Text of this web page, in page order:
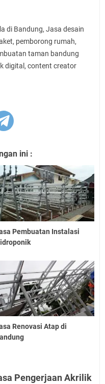
di Bandung, Jasa desain
pemborong rumah,
taman bandung
digital, content creator
ini :
Pembuatan Instalasi
Renovasi Atap di
Pengerjaan Akrilik